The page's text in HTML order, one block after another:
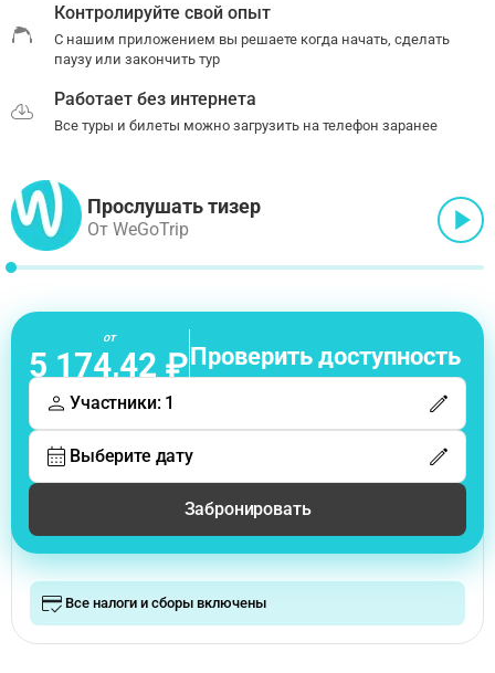
Контролируйте свой опыт
С нашим приложением вы решаете когда начать, сделать
паузу или закончить тур
Работает без интернета
Все туры и билеты можно загрузить на телефон заранее
Прослушать тизер
От WeGoTrip
от
5 174,42 ₽Проверить доступность
Участники: 1
Выберите дату
Забронировать
Все налоги и сборы включены